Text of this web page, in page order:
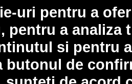
uri pentru a
pentru a analiza
si pentru
butonul de